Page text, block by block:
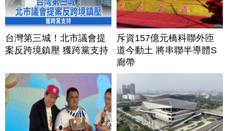
台灣第三城！北市議會提
案反跨境鎮壓 獲跨黨支持
斥資157億元橋科聯外匝
道今動土 將串聯半導體S
廊帶